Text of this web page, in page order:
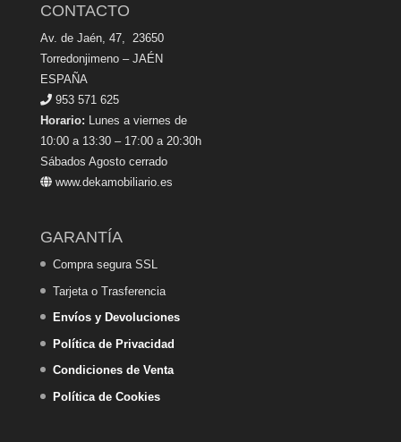
CONTACTO
Av. de Jaén, 47, 23650
Torredonjimeno – JAÉN
ESPAÑA
953 571 625
Horario: Lunes a viernes de
10:00 a 13:30 – 17:00 a 20:30h
Sábados Agosto cerrado
www.dekamobiliario.es
GARANTÍA
Compra segura SSL
Tarjeta o Trasferencia
Envíos y Devoluciones
Política de Privacidad
Condiciones de Venta
Política de Cookies